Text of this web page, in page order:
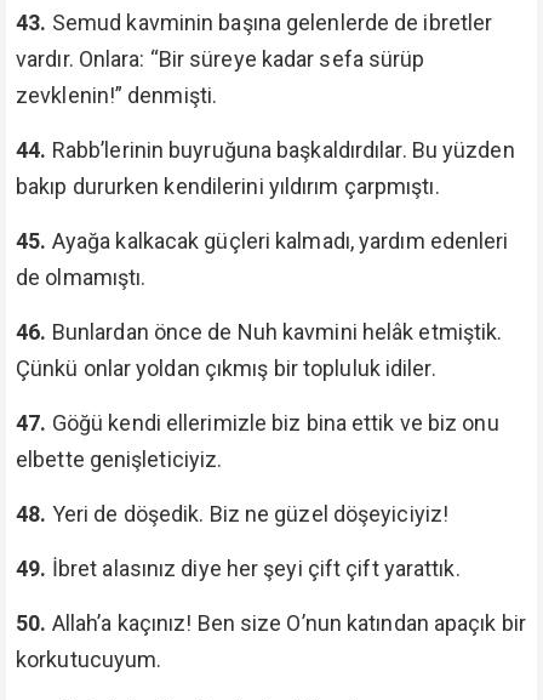
43. Semud kavminin başına gelenlerde de ibretler
vardır. Onlara: “Bir süreye kadar sefa sürüp
zevklenin!” denmişti.
44. Rabb’lerinin buyruğuna başkaldırdılar. Bu yüzden
bakıp dururken kendilerini yıldırım çarpmıştı.
45. Ayağa kalkacak güçleri kalmadı, yardım edenleri
de olmamıştı.
46. Bunlardan önce de Nuh kavmini helâk etmiştik.
Çünkü onlar yoldan çıkmış bir topluluk idiler.
47. Göğü kendi ellerimizle biz bina ettik ve biz onu
elbette genişleticiyiz.
48. Yeri de döşedik. Biz ne güzel döşeyiciyiz!
49. İbret alasınız diye her şeyi çift çift yarattık.
50. Allah’a kaçınız! Ben size O’nun katından apaçık bir
korkutucuyum.